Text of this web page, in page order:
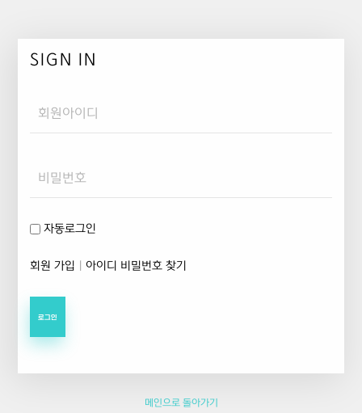
SIGN IN
자동로그인
회원 가입 |아이디 비밀번호 찾기
메인으로 돌아가기